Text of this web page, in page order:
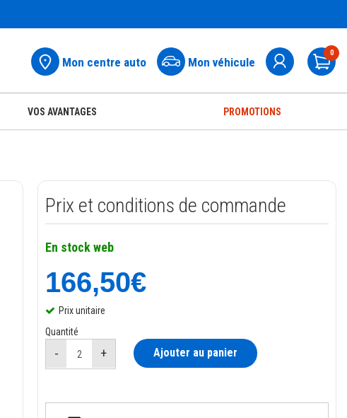
Mon centre auto Mon véhicule
0
VOS AVANTAGES PROMOTIONS
Prix et conditions de commande
En stock web
166,50€
Prix unitaire
Quantité
Ajouter au panier